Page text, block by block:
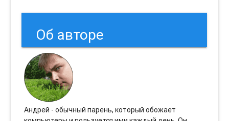
Об авторе
Андрей - обычный парень, который обожает